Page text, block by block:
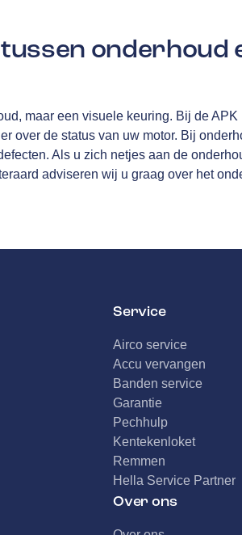
onderhoud
maar een visuele keuring. Bij de
over de status van uw motor. Bij
Als u zich netjes aan de
adviseren wij u graag over het
Service
Airco service
Accu vervangen
Banden service
Garantie
Pechhulp
Kentekenloket
Remmen
Hella Service Partner
Over ons